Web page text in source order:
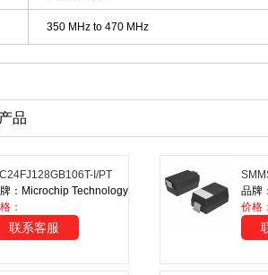
350 MHz to 470 MHz
品
I/PT
：Microchip Technology
：
联系客服
品牌
价格